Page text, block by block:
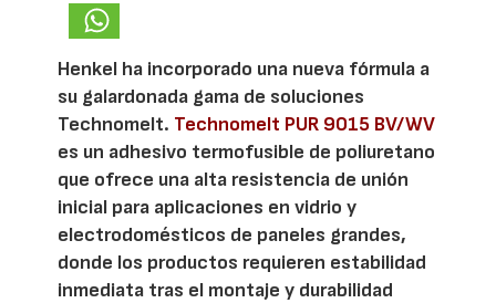
Henkel ha incorporado una nueva fórmula a
su galardonada gama de soluciones
Technomelt. Technomelt PUR 9015 BV/WV
es un adhesivo termofusible de poliuretano
que ofrece una alta resistencia de unión
inicial para aplicaciones en vidrio y
electrodomésticos de paneles grandes,
donde los productos requieren estabilidad
inmediata tras el montaje y durabilidad